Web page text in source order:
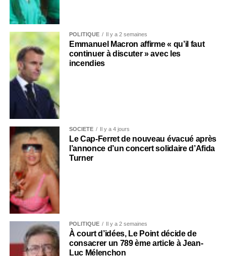
POLITIQUE Il y a 2 semaines
Emmanuel Macron affirme « qu’il faut
continuer à discuter » avec les
incendies
SOCIÉTÉ Il y a 4 jours
Le Cap-Ferret de nouveau évacué après
l’annonce d’un concert solidaire d’Afida
Turner
POLITIQUE Il y a 2 semaines
À court d’idées, Le Point décide de
consacrer un 789 ème article à Jean-
Luc Mélenchon